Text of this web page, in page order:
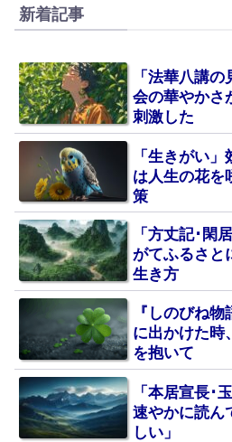
新着記事
「法華八講
会の華やかさ
刺激した
「生きがい
は人生の花を
策
「方丈記･閑
がてふるさと
生き方
『しのびね
に出かけた時
を抱いて
「本居宣長･
速やかに読ん
しい」